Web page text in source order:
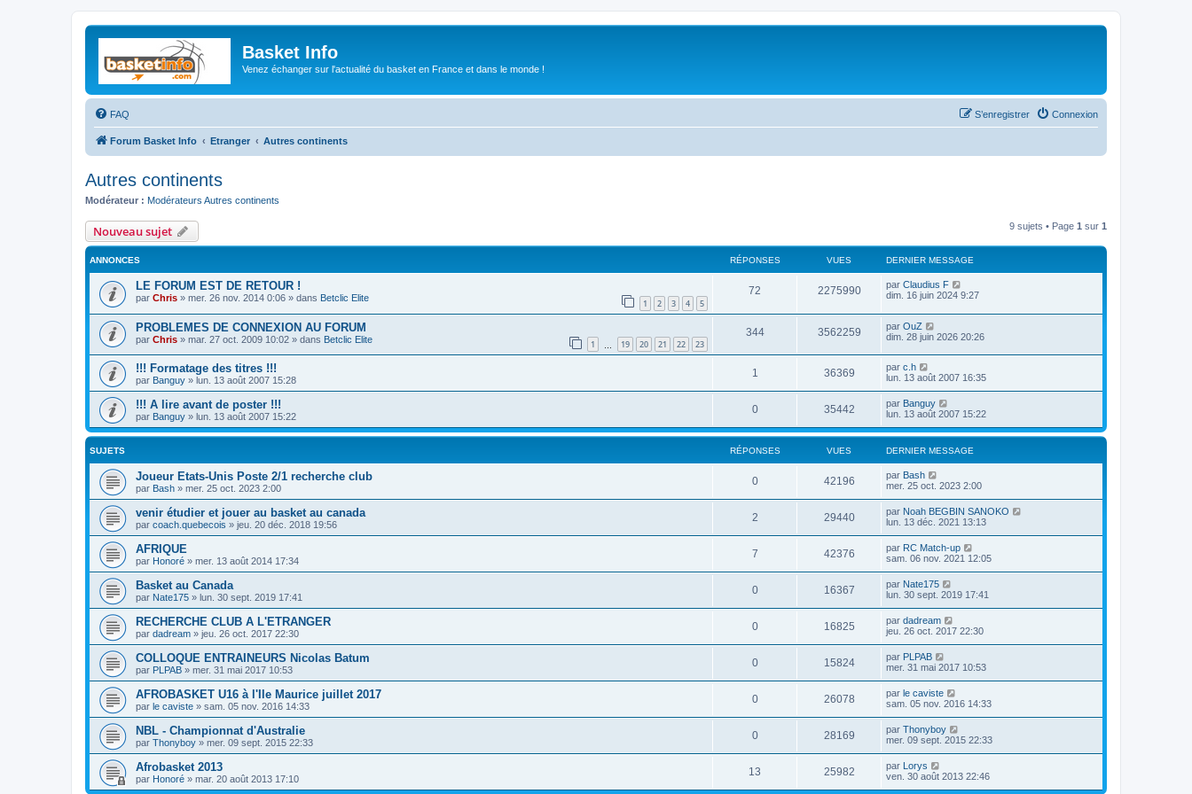
Basket Info
Venez échanger sur l'actualité du basket en France et dans le monde !
FAQ Connexion
S’enregistrer
Forum Basket Info Etranger Autres continents
Autres continents
Modérateur : Modérateurs Autres continents
Nouveau sujet 9 sujets • Page 1 sur 1
ANNONCES RÉPONSES VUES DERNIER MESSAGE
LE FORUM EST DE RETOUR !
par Chris » mer. 26 nov. 2014 0:06 » dans Betclic Elite 1 2 3 4 5
72 2275990 par Claudius F
dim. 16 juin 2024 9:27
PROBLEMES DE CONNEXION AU FORUM
par Chris » mar. 27 oct. 2009 10:02 » dans Betclic Elite 1 19 20 21 22 23
344 3562259 par OuZ
dim. 28 juin 2026 20:26
!!! Formatage des titres !!!
par Banguy » lun. 13 août 2007 15:28
1 36369 par c.h
lun. 13 août 2007 16:35
!!! A lire avant de poster !!!
par Banguy » lun. 13 août 2007 15:22
0 35442 par Banguy
lun. 13 août 2007 15:22
SUJETS RÉPONSES VUES DERNIER MESSAGE
Joueur Etats-Unis Poste 2/1 recherche club
par Bash » mer. 25 oct. 2023 2:00
0 42196 par Bash
mer. 25 oct. 2023 2:00
venir étudier et jouer au basket au canada
par coach.quebecois » jeu. 20 déc. 2018 19:56
2 29440 par Noah BEGBIN SANOKO
lun. 13 déc. 2021 13:13
AFRIQUE
par Honoré » mer. 13 août 2014 17:34
7 42376 par RC Match-up
sam. 06 nov. 2021 12:05
Basket au Canada
par Nate175 » lun. 30 sept. 2019 17:41
0 16367 par Nate175
lun. 30 sept. 2019 17:41
RECHERCHE CLUB A L'ETRANGER
par dadream » jeu. 26 oct. 2017 22:30
0 16825 par dadream
jeu. 26 oct. 2017 22:30
COLLOQUE ENTRAINEURS Nicolas Batum
par PLPAB » mer. 31 mai 2017 10:53
0 15824 par PLPAB
mer. 31 mai 2017 10:53
AFROBASKET U16 à l'Ile Maurice juillet 2017
par le caviste » sam. 05 nov. 2016 14:33
0 26078 par le caviste
sam. 05 nov. 2016 14:33
NBL - Championnat d'Australie
par Thonyboy » mer. 09 sept. 2015 22:33
0 28169 par Thonyboy
mer. 09 sept. 2015 22:33
Afrobasket 2013
par Honoré » mar. 20 août 2013 17:10
13 25982 par
Lorys
ven. 30 août 2013 22:46